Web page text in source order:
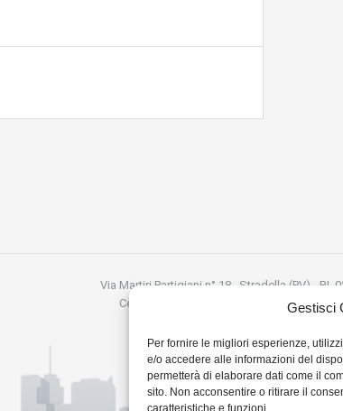
Gestisci
Per fornire le migliori esperienze,
e/o accedere alle informazioni del
permetterà di elaborare dati come il
sito. Non acconsentire o ritirare il
caratteristiche e funzioni.
Via Martiri Partigiani n° 18 , Stradella (PV) - P.I.
Cell:3357879968